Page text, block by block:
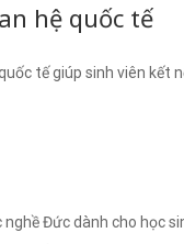
hệ quốc tế
tế giúp sinh viên kết
nghề Đức dành cho học